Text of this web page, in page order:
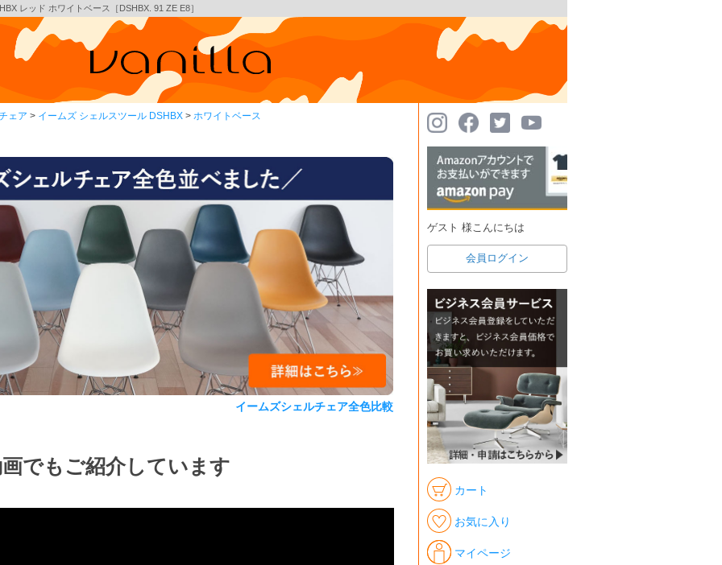
レッド ホワイトベース［DSHBX. 91 ZE E8］
ェア イームズ シェルスツール DSHBX ホワイトベース
イームズシェルチェア全色比較
でもご紹介しています
ゲスト 様こんにちは
会員ログイン
カート
お気に入り
マイページ